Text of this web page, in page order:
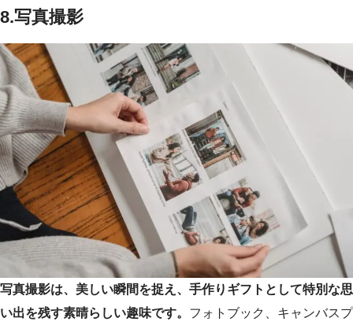
8.写真撮影
写真撮影は、美しい瞬間を捉え、手作りギフトとして特別な思
い出を残す素晴らしい趣味です。 フォトブック、キャンバスプ